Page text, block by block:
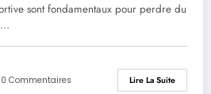
sont fondamentaux pour perdre du
0 Commentaires Lire La Suite